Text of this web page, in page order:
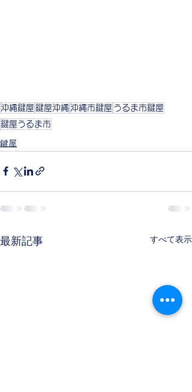
沖縄鍵屋 鍵屋沖縄 沖縄市鍵屋 うるま市鍵屋
鍵屋うるま市
鍵屋
最新記事 すべて表示